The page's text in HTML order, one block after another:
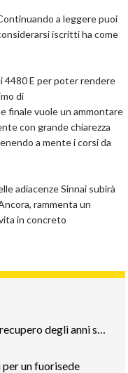
a leggere puoi
iscritti ha come
4480 E per poter rendere
di
finale vuole un ammontare
con grande chiarezza
a mente i corsi da
adiacenze Sinnai subirà
rammenta un
in concreto
Come sostenere i figli nel recupero degli anni scolastici
un fuorisede